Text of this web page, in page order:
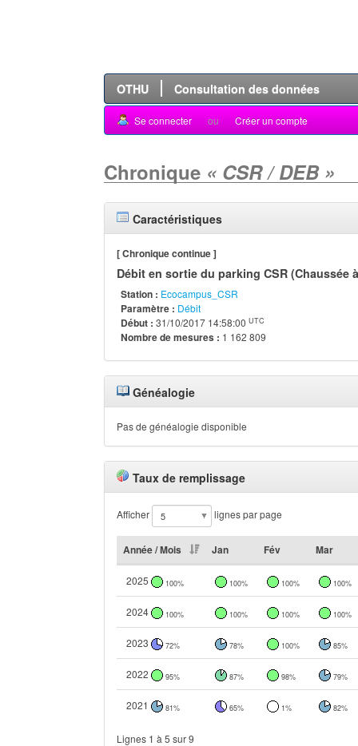
OTHU Consultation des données
Se connecter ou Créer un compte
Chronique « CSR / DEB »
Caractéristiques
[ Chronique continue ]
Débit en sortie du parking CSR (Chaussée
Station : Ecocampus_CSR
Paramètre : Débit
Début : 31/10/2017 14:58:00 UTC
Nombre de mesures : 1 162 809
Généalogie
Pas de généalogie disponible
Taux de remplissage
Afficher lignes par page
Année / Mois Jan Fév Mar
2025 100% 100% 100% 100%
2024 100% 100% 100% 100%
2023 72% 78% 100% 85%
2022 95% 87% 98% 79%
2021 81% 65% 1% 82%
Lignes 1 à 5 sur 9